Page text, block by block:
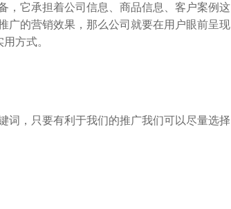
，它承担着公司信息、商品信息、客户案例这
广的营销效果，那么公司就要在用户眼前呈现
方式。
词，只要有利于我们的推广我们可以尽量选择